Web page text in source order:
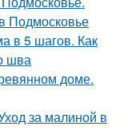
Подмосковье
в 5 шагов. Как
шва
доме.
за малиной в